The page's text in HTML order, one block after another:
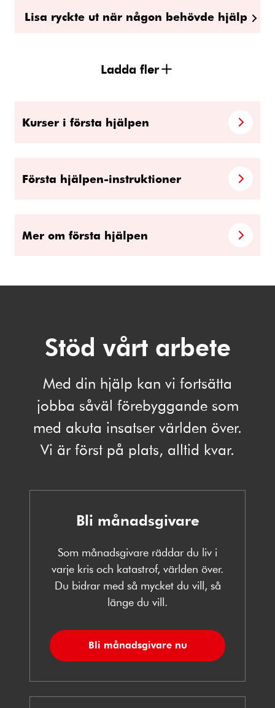
Lisa ryckte ut när någon behövde hjälp
Ladda fler
Kurser i första hjälpen
Första hjälpen-instruktioner
Mer om första hjälpen
Stöd vårt arbete
Med din hjälp kan vi fortsätta
jobba såväl förebyggande som
med akuta insatser världen över.
Vi är först på plats, alltid kvar.
Bli månadsgivare
Som månadsgivare räddar du liv i
varje kris och katastrof, världen över.
Du bidrar med så mycket du vill, så
länge du vill.
Bli månadsgivare nu